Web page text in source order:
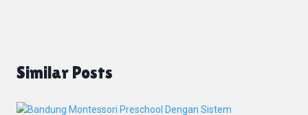
Similar Posts